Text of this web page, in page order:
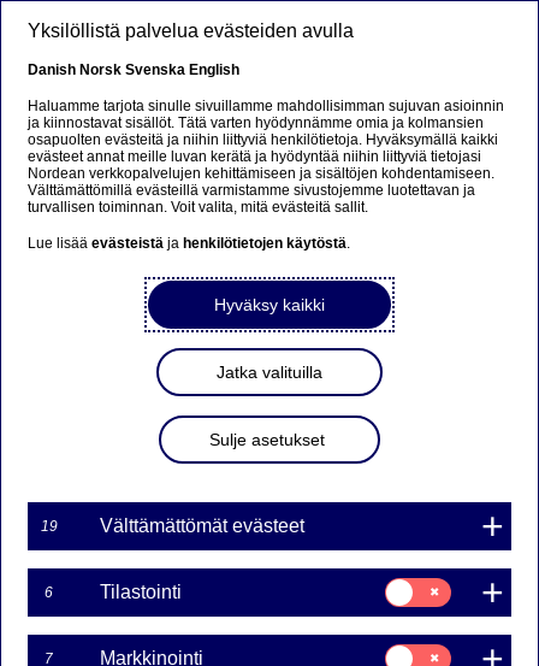
Beklager...
Denne siden findes ikke på norsk
Bli værende på denne siden|Fortsett til en lignende
side på norsk
Mikä on paras lyhennystapa
asuntolainalle?
Juho Kostiainen
Yksilöllistä palvelua evästeiden avulla
Danish Norsk Svenska English
Haluamme tarjota sinulle sivuillamme mahdollisimman sujuvan asioinnin
ja kiinnostavat sisällöt. Tätä varten hyödynnämme omia ja kolmansien
osapuolten evästeitä ja niihin liittyviä henkilötietoja. Hyväksymällä kaikki
evästeet annat meille luvan kerätä ja hyödyntää niihin liittyviä tietojasi
Nordean verkkopalvelujen kehittämiseen ja sisältöjen kohdentamiseen.
Välttämättömillä evästeillä varmistamme sivustojemme luotettavan ja
turvallisen toiminnan. Voit valita, mitä evästeitä sallit.
Lue lisääevästeistä ja henkilötietojen käytöstä.
Hyväksy kaikki
Jatka valituilla
Sulje asetukset
19 Välttämättömät evästeet
6 Tilastointi
Suostumusvalinta:
Tilastointi
7 Markkinointi
Suostumusvalinta: